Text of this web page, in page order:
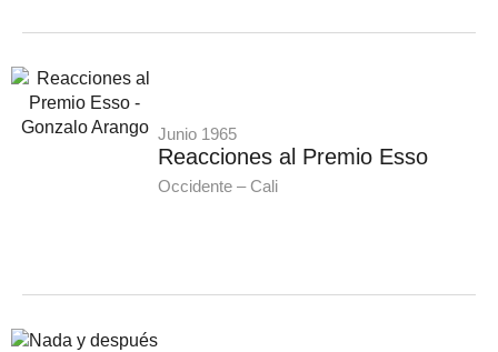
Junio 1965
Reacciones al Premio Esso
Occidente – Cali